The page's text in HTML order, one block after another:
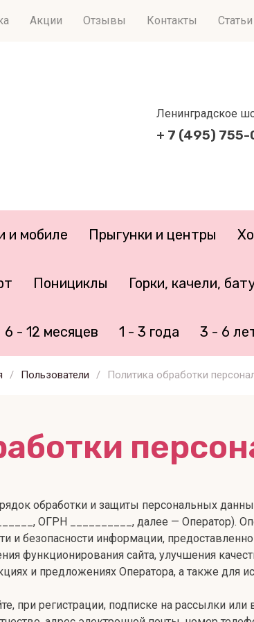
Акции Отзывы Контакты
Ленинградское
+ 7 (495)
и мобиле Прыгунки и центры
Понициклы Горки, качели,
6 - 12 месяцев 1 - 3 года 3 - 6
/ Пользователи / Политика обработки
обработки и защиты персональных
ОГРН __________, далее — Оператор).
и безопасности информации,
функционирования сайта, улучшения
и предложениях Оператора, а также для
при регистрации, подписке на рассылки